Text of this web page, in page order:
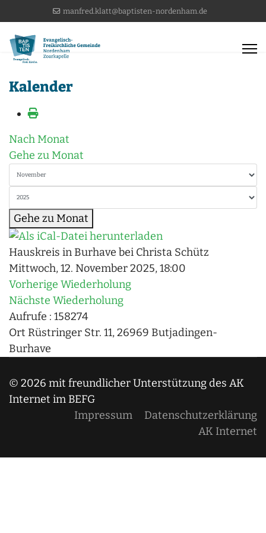
manfred.klatt@baptisten-nordenham.de
Kalender
Nach Monat
Gehe zu Monat
Gehe zu Monat
Hauskreis in Burhave bei Christa Schütz
Mittwoch, 12. November 2025, 18:00
Vorherige Wiederholung
Nächste Wiederholung
Aufrufe : 158274
Ort Rüstringer Str. 11, 26969 Butjadingen-
Burhave
© 2026 mit freundlicher Unterstützung des AK
Internet im BEFG
Impressum
Datenschutzerklärung
AK Internet